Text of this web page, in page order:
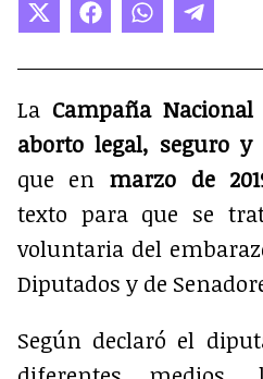
Compartir
X
Compartir
Facebook
Compartir
WhatsApp
La Campaña
aborto legal, seguro y
que en marzo de
texto para que se
voluntaria del
Diputados y de
Según declaró el